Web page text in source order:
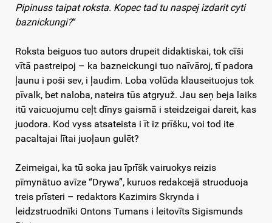
Pipinuss taipat roksta. Kopec tad tu naspej izdarit cyti
baznickungi?“
Roksta beiguos tuo autors drupeit didaktiskai, tok cīši
vītā pastreipoj – ka bazneickungi tuo naīvāroj, tī padora
ļaunu i poši sev, i ļaudim. Loba volūda klauseituojus tok
pīvalk, bet naloba, nateira tūs atgryuž. Jau seņ beja laiks
itū vaicuojumu ceļt dīnys gaismā i steidzeigai dareit, kas
juodora. Kod vyss atsateista i īt iz prīšku, voi tod ite
pacaltajai lītai juoļaun gulēt?
Zeimeigai, ka tū soka jau īprīšk vairuokys reizis
pīmynātuo avīze “Drywa”, kuruos redakcejā struoduoja
treis prīsteri – redaktors Kazimirs Skrynda i
leidzstruodnīki Ontons Tumans i leitovīts Sigismunds